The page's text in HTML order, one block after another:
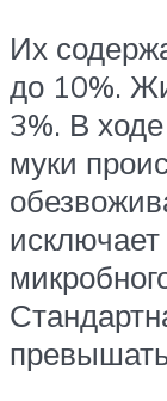
Их
до 10%.
3%. В
муки